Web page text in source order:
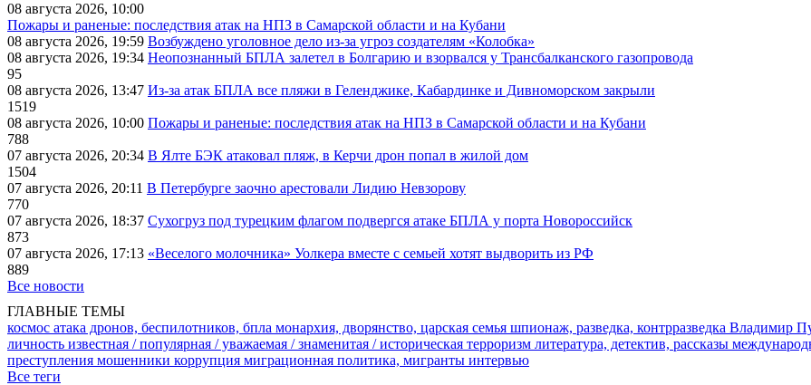
08 августа 2026, 10:00
Пожары и раненые: последствия атак на НПЗ в Самарской области и на Кубани
08 августа 2026, 19:59 Возбуждено уголовное дело из-за угроз создателям «Колобка»
08 августа 2026, 19:34 Неопознанный БПЛА залетел в Болгарию и взорвался у Трансбалканского газопровода
95
08 августа 2026, 13:47 Из-за атак БПЛА все пляжи в Геленджике, Кабардинке и Дивноморском закрыли
1519
08 августа 2026, 10:00 Пожары и раненые: последствия атак на НПЗ в Самарской области и на Кубани
788
07 августа 2026, 20:34 В Ялте БЭК атаковал пляж, в Керчи дрон попал в жилой дом
1504
07 августа 2026, 20:11 В Петербурге заочно арестовали Лидию Невзорову
770
07 августа 2026, 18:37 Сухогруз под турецким флагом подвергся атаке БПЛА у порта Новороссийск
873
07 августа 2026, 17:13 «Веселого молочника» Уолкера вместе с семьей хотят выдворить из РФ
889
Все новости
ГЛАВНЫЕ ТЕМЫ
космос атака дронов, беспилотников, бпла монархия, дворянство, царская семья шпионаж, разведка, контрразведка Владимир
личность известная / популярная / уважаемая / знаменитая / историческая терроризм литература, детектив, рассказы
преступления мошенники коррупция миграционная политика, мигранты интервью
Все теги